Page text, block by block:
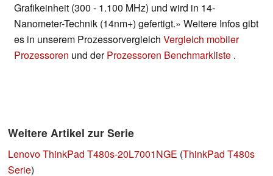
Grafikeinheit (300 - 1.100 MHz) und wird in 14-
Nanometer-Technik (14nm+) gefertigt.» Weitere Infos gibt
es in unserem Prozessorvergleich Vergleich mobiler
Prozessoren und derProzessoren Benchmarkliste .
Weitere Artikel zur Serie
Lenovo ThinkPad T480s-20L7001NGE (ThinkPad T480s
Serie)